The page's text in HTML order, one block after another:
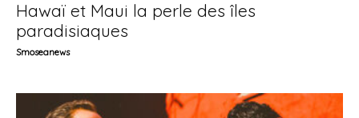
Hawaï et Maui la perle des îles
paradisiaques
Smoseanews